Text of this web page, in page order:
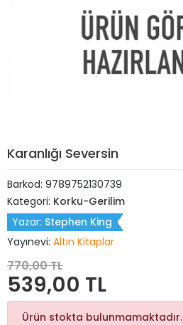
Karanlığı Seversin
Barkod: 9789752130739
Kategori: Korku-Gerilim
Yazar: Stephen King
Yayınevi: Altın Kitaplar
770,00 TL
539,00 TL
Ürün stokta bulunmamaktadır.